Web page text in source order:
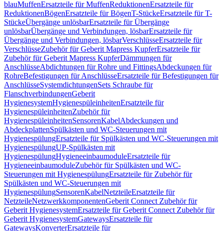
blauMuffenErsatzteile für MuffenReduktionenErsatzteile für
ReduktionenBögenErsatzteile für BögenT-StückeErsatzteile für T-
StückeÜbergänge unlösbarErsatzteile für Übergänge
unlösbarÜbergänge und Verbindungen, lösbarErsatzteile für
Übergänge und Verbindungen, lösbarVerschlüsseErsatzteile für
VerschlüsseZubehör für Geberit Mapress KupferErsatzteile für
Zubehör für Geberit Mapress KupferDämmungen für
AnschlüsseAbdichtungen für Rohre und FittingsAbdeckungen für
RohreBefestigungen für AnschlüsseErsatzteile für Befestigungen für
AnschlüsseSystemdichtungenSets Schraube für
FlanschverbindungenGeberit
HygienesystemHygienespüleinheitenErsatzteile für
HygienespüleinheitenZubehör für
HygienespüleinheitenSensorenKabelAbdeckungen und
AbdeckplattenSpülkästen und WC-Steuerungen mit
HygienespülungErsatzteile für Spülkästen und WC-Steuerungen mit
HygienespülungUP-Spülkästen mit
HygienespülungHygieneeinbaumoduleErsatzteile für
HygieneeinbaumoduleZubehör für Spülkästen und WC-
Steuerungen mit HygienespülungErsatzteile für Zubehör für
Spülkästen und WC-Steuerungen mit
HygienespülungSensorenKabelNetzteileErsatzteile für
NetzteileNetzwerkkomponentenGeberit Connect Zubehör für
Geberit HygienesystemErsatzteile für Geberit Connect Zubehör für
Geberit HygienesystemGatewaysErsatzteile für
GatewaysKonverterErsatzteile für